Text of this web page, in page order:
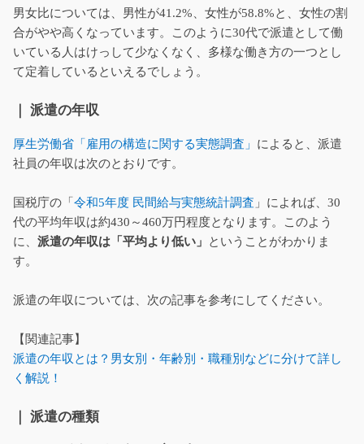
男女比については、男性が41.2%、女性が58.8%と、女性の割
合がやや高くなっています。このように30代で派遣として働
いている人はけっして少なくなく、多様な働き方の一つとし
て定着しているといえるでしょう。
｜ 派遣の年収
厚生労働省「雇用の構造に関する実態調査」 によると、派遣
社員の年収は次のとおりです。
国税庁の「令和5年度 民間給与実態統計調査 」によれば、30
代の平均年収は約430～460万円程度となります。このよう
に、派遣の年収は「平均より低い」
ということがわかりま
す。
派遣の年収については、次の記事を参考にしてください。
【関連記事】
派遣の年収とは？男女別・年齢別・職種別などに分けて詳し
く解説！
｜ 派遣の種類